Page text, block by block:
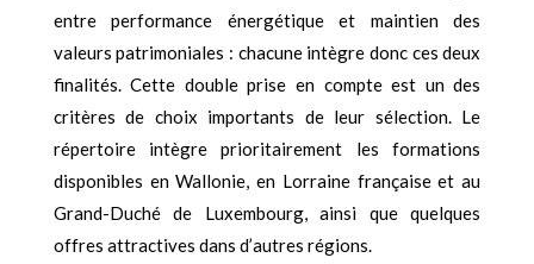
entre performance énergétique et maintien des
valeurs patrimoniales : chacune intègre donc ces deux
finalités. Cette double prise en compte est un des
critères de choix importants de leur sélection. Le
répertoire intègre prioritairement les formations
disponibles en Wallonie, en Lorraine française et au
Grand-Duché de Luxembourg, ainsi que quelques
offres attractives dans d’autres régions.